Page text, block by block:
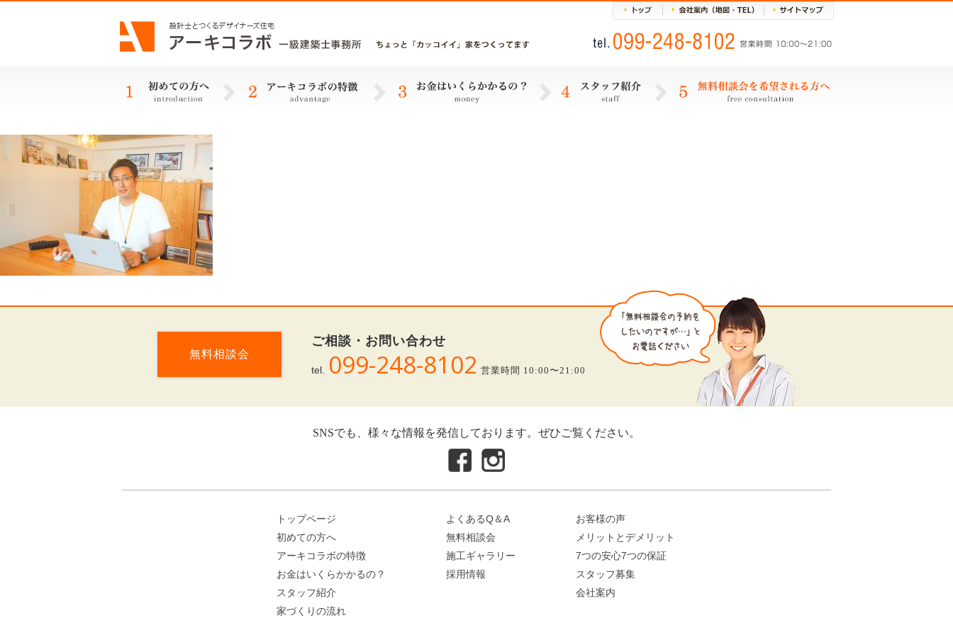
ご相談・お問い合わせ
tel. 099-248-8102 営業時間 10:00〜21:00
無料相談会
SNSでも、様々な情報を発信しております。ぜひご覧ください。
トップページ
初めての方へ
アーキコラボの特徴
お金はいくらかかるの？
スタッフ紹介
家づくりの流れ
よくあるQ＆A
無料相談会
施工ギャラリー
採用情報
お客様の声
メリットとデメリット
7つの安心7つの保証
スタッフ募集
会社案内